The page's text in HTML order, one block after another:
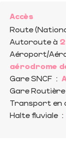
Accès
Route
Autorouteà
Aéroport/
aérodrome
Gare SNCF :
Gare Routière
Transport en
Halte fluviale: